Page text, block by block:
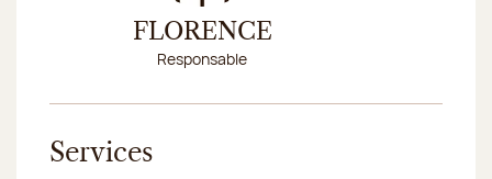
FLORENCE
Responsable
Services